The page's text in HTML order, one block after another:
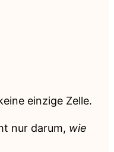
einzige Zelle.
nur darum, wie